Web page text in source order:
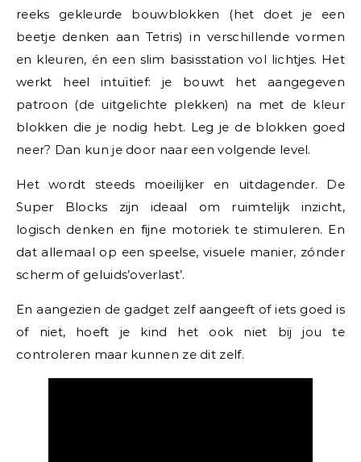
reeks gekleurde bouwblokken (het doet je een
beetje denken aan Tetris) in verschillende vormen
en kleuren, én een slim basisstation vol lichtjes. Het
werkt heel intuïtief: je bouwt het aangegeven
patroon (de uitgelichte plekken) na met de kleur
blokken die je nodig hebt. Leg je de blokken goed
neer? Dan kun je door naar een volgende level.
Het wordt steeds moeilijker en uitdagender. De
Super Blocks zijn ideaal om ruimtelijk inzicht,
logisch denken en fijne motoriek te stimuleren. En
dat allemaal op een speelse, visuele manier, zónder
scherm of geluids’overlast’.
En aangezien de gadget zelf aangeeft of iets goed is
of niet, hoeft je kind het ook niet bij jou te
controleren maar kunnen ze dit zelf.